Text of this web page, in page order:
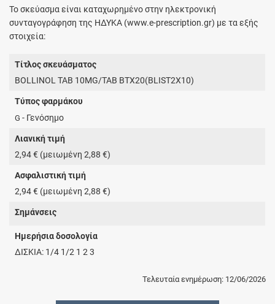
Το σκεύασμα είναι καταχωρημένο στην ηλεκτρονική
συνταγογράφηση της ΗΔΥΚΑ (www.e-prescription.gr) με τα εξής
στοιχεία:
Τίτλος σκευάσματος
BOLLINOL TAB 10MG/TAB BTX20(BLIST2X10)
Τύπος φαρμάκου
G - Γενόσημο
Λιανική τιμή
2,94 € (μειωμένη 2,88 €)
Ασφαλιστική τιμή
2,94 € (μειωμένη 2,88 €)
Σημάνσεις
Ημερήσια δοσολογία
ΔΙΣΚΙΑ: 1/4 1/2 1 2 3
Τελευταία ενημέρωση: 12/06/2026